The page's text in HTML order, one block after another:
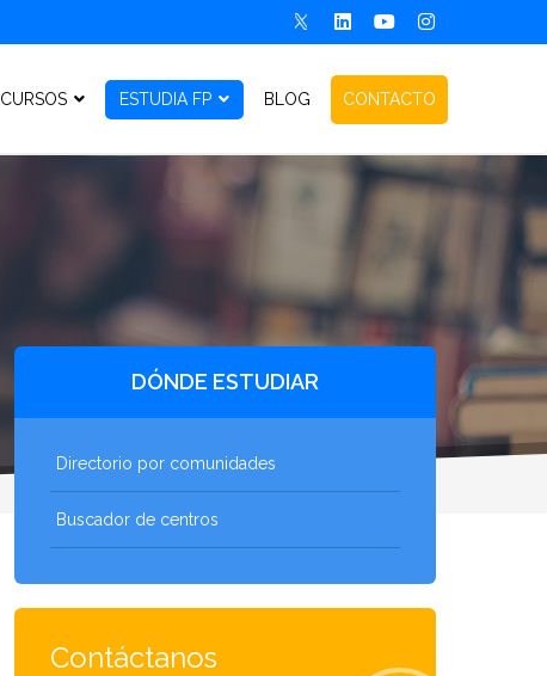
CURSOS ESTUDIA FP BLOG CONTACTO
DÓNDE ESTUDIAR
Directorio por comunidades
Buscador de centros
Contáctanos